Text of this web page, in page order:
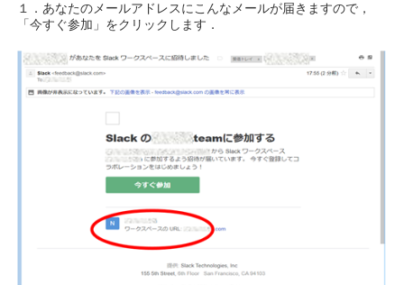
１．あなたのメールアドレスにこんなメールが届きますので，
「今すぐ参加」をクリックします．